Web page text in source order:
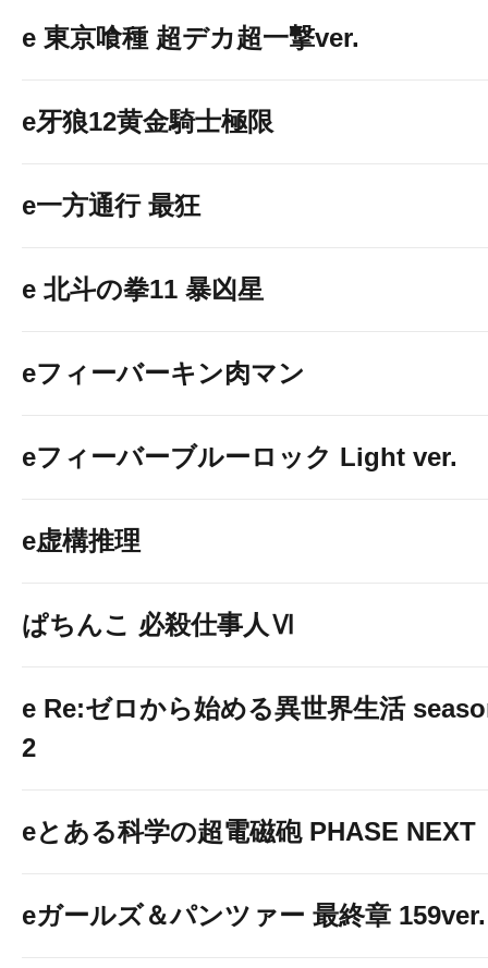
e 東京喰種 超デカ超一撃ver.
e牙狼12黄金騎士極限
e一方通行 最狂
e 北斗の拳11 暴凶星
eフィーバーキン肉マン
eフィーバーブルーロック Light ver.
e虚構推理
ぱちんこ 必殺仕事人Ⅵ
e Re:ゼロから始める異世界生活
2
eとある科学の超電磁砲 PHASE NEXT
eガールズ＆パンツァー 最終章 159ver.